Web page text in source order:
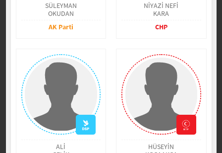
SÜLEYMAN
OKUDAN
AK Parti
NİYAZİ NEFİ
KARA
CHP
ALİ
HÜSEYİN